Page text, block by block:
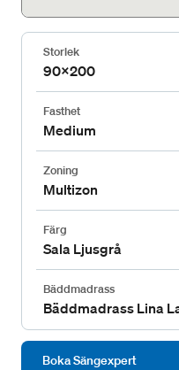
Storlek
90x200
Fasthet
Medium
Zoning
Multizon
Färg
Sala Ljusgrå
Bäddmadrass
Bäddmadrass Lina
Boka Sängexpert